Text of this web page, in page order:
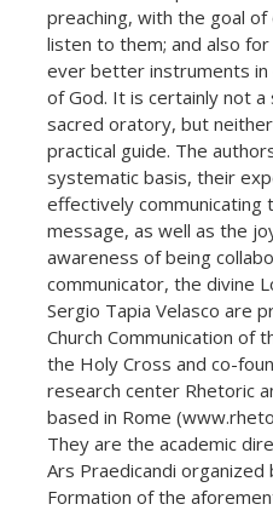
preaching, with the goal
listen to them; and also
ever better instruments in
of God. It is certainly not
sacred oratory, but
practical guide. The
systematic basis, their
effectively communicating
message, as well as the
awareness of being
communicator, the divine Logos.
Sergio Tapia Velasco are
Church Communication of
the Holy Cross and co-
research center Rhetoric
based in Rome
They are the academic
Ars Praedicandi
Formation of the